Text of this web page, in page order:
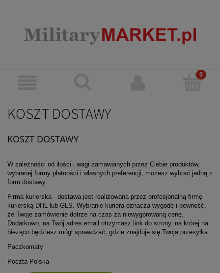
KOSZT DOSTAWY
KOSZT DOSTAWY
W zależności od ilości i wagi zamawianych przez Ciebie produktów,
wybranej formy płatności i własnych preferencji, możesz wybrać jedną z
form dostawy:
Firma kurierska - dostawa jest realizowana przez profesjonalną firmę
kurierską DHL lub GLS. Wybranie kuriera oznacza wygodę i pewność,
że Twoje zamówienie dotrze na czas za niewygórowaną cenę.
Dodatkowo, na Twój adres email otrzymasz link do strony, na której na
bieżąco będziesz mógł sprawdzać, gdzie znajduje się Twoja przesyłka
Paczkomaty
Poczta Polska